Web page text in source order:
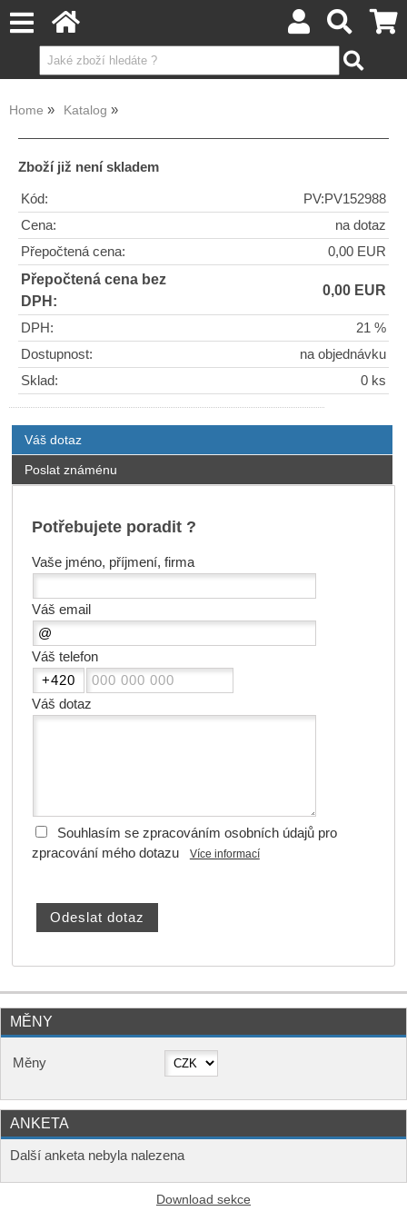
Home Katalog
Zboží již není skladem
Kód:
PV:PV152988
Cena:
na dotaz
Přepočtená cena:
0,00 EUR
Přepočtená cena bez
DPH:
0,00 EUR
DPH:
21 %
Dostupnost:
na objednávku
Sklad:
0 ks
Váš dotaz
Poslat známénu
Potřebujete poradit ?
Vaše jméno, příjmení, firma
Váš email
Váš telefon
Váš dotaz
Souhlasím se zpracováním osobních údajů pro
zpracování mého dotazu
Více informací
MĚNY
Měny
ANKETA
Další anketa nebyla nalezena
Download sekce